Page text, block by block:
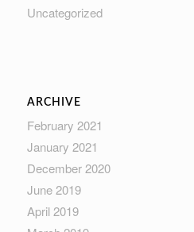
Uncategorized
ARCHIVE
February 2021
January 2021
December 2020
June 2019
April 2019